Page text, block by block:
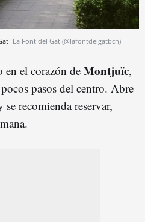
La Font del Gat (@lafontdelgatbcn)
en el corazón de Montjuïc,
pasos del centro. Abre
recomienda reservar,